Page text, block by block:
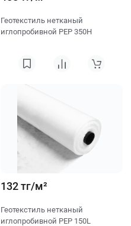
Геотекстиль нетканый
иглопробивной PEP 350H
132 тг/м²
Геотекстиль нетканый
иглопробивной PEP 150L